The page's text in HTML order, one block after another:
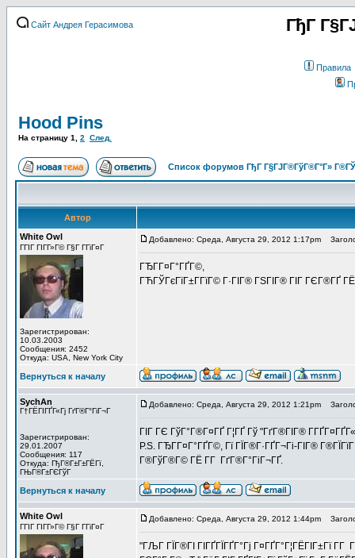
Сайт Андрея Герасимова ГђГ
Правила
Hood Pins
На страницу 1 2 След.
Список форумов ГђГ Г§ГЈГ®ГўГ®Г°Г»
Автор
White Owl
ГГІГ ГІГ­Г»Г© Г§Г Г­ГіГ¤Г
Зарегистрирован:
10.03.2003
Сообщения: 2452
Откуда: USA, New York City
Добавлено: Среда, Августа 29, 2012 1:17pm
ГЂГ­Г¤Г°ГҐГ©,
ГЋГЎГєГїГ±Г­ГїГ© Г·ГІГ® ГЅГІГ® ГІГ ГЄГ®ГҐ
Вернуться к началу
SychAn
Г†ГЁГІГҐГ«Гј ГґГ®Г°ГіГ¬Г
Зарегистрирован:
29.01.2007
Сообщения: 117
Откуда: ГђГ®Г±Г±ГЁГї,
ГЊГ®Г±ГЄГўГ
Добавлено: Среда, Августа 29, 2012 1:21pm
ГІГ ГЄ ГўГ°Г®Г¤ГҐ Г¦ГҐ Гў "ГґГ®ГІГ®
P.S. ГЂГ­Г¤Г°ГҐГ©, Гї ГЇГ®Г·ГҐГ¬Гі-ГІГ®
Г®ГўГ®Г© ГЁ Г­Г ГґГ®Г°ГіГ¬ГҐ.
Вернуться к началу
White Owl
ГГІГ ГІГ­Г»Г© Г§Г Г­ГіГ¤Г
Добавлено: Среда, Августа 29, 2012 1:44pm
"ГЉГ ГЇГ®ГІ ГІГҐГЇГҐГ°Гј Г¤ГҐГ°Г¦ГЁГІГ±Гї